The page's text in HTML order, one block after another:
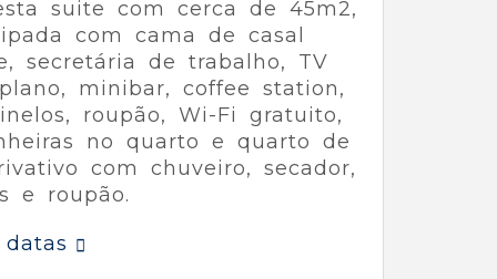
suite com cerca de 45m2,
com cama de casal
secretária de trabalho, TV
minibar, coffee station,
roupão, Wi-Fi gratuito,
no quarto e quarto de
com chuveiro, secador,
e roupão.